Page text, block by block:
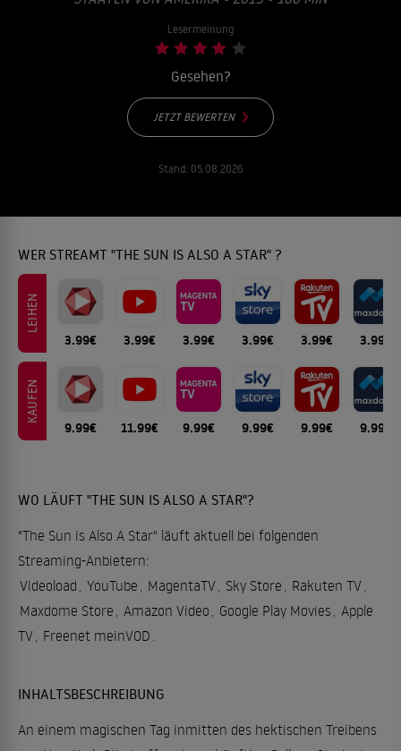
Lesermeinung
Gesehen?
JETZT BEWERTEN
Stand: 05.08.2026
WER STREAMT "THE SUN IS ALSO A STAR" ?
LEIHEN
3.99€ 3.99€ 3.99€ 3.99€ 3.99€ 3.99€
KAUFEN
9.99€ 11.99€ 9.99€ 9.99€ 9.99€ 9.99€
WO LÄUFT "THE SUN IS ALSO A STAR"?
"The Sun is Also A Star" läuft aktuell bei folgenden
Streaming-Anbietern:
Videoload , YouTube , MagentaTV, Sky Store , Rakuten TV,
Maxdome Store , Amazon Video , Google Play Movies, Apple
TV, Freenet meinVOD .
INHALTSBESCHREIBUNG
An einem magischen Tag inmitten des hektischen Treibens